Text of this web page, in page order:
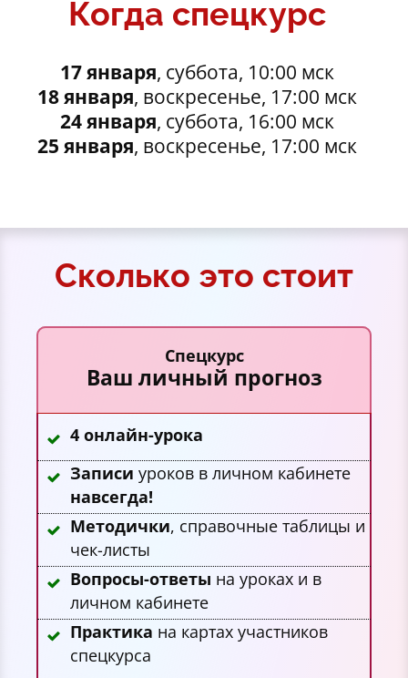
Когда спецкурс
17 января, суббота, 10:00 мск
18 января, воскресенье, 17:00 мск
24 января, суббота, 16:00 мск
25 января, воскресенье, 17:00 мск
Сколько это стоит
Спецкурс
Ваш личный прогноз
4 онлайн-урока
Записи уроков в личном кабинете
навсегда!
Методички, справочные таблицы и
чек-листы
Вопросы-ответы на уроках и в
личном кабинете
Практика на картах участников
спецкурса